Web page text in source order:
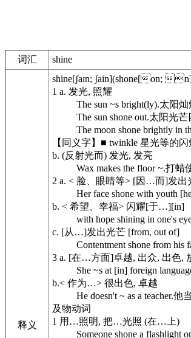
词汇 shine
释义
shine[ʃaɪn; ʃain](shone[on;
1 a. 发光, 照耀
The sun ~s bright(ly).太阳
The sun shone out.太阳光芒
The moon shone brightly in
【同义字】 ■ twinkle 星光等的闪
b. (反射光而) 发光, 发亮
Wax makes the floor ~.打蜡
2 a. < 脸、眼睛等> [因…而]发出
Her face shone with youth
b. < 希望、幸福> 闪耀[于…][in]
with hope shining in one's
c. [从…]发出光芒 [from, out of]
Contentment shone from his
3 a. [在…方面]卓越, 出众, 出色,
She ~s at [in] foreign
b.< 作为…> 很出色, 卓越
He doesn't ~ as a teacher.他
及物动词
1 用…照明, 把…光照 (在…上)
Someone shone a flashlight